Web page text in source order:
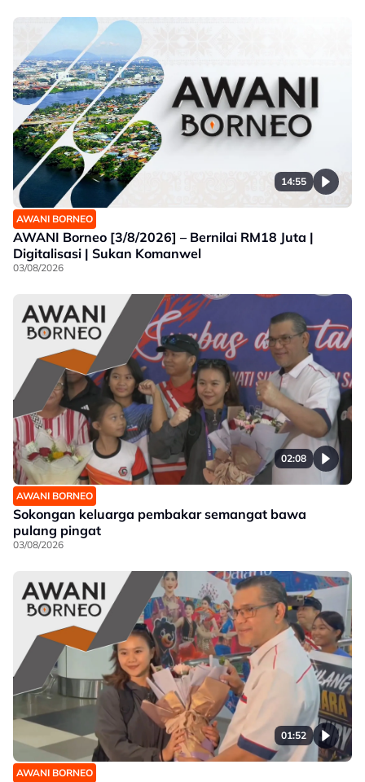
14:55
AWANI BORNEO
AWANI Borneo [3/8/2026] – Bernilai RM18 Juta |
Digitalisasi | Sukan Komanwel
03/08/2026
02:08
AWANI BORNEO
Sokongan keluarga pembakar semangat bawa
pulang pingat
03/08/2026
01:52
AWANI BORNEO